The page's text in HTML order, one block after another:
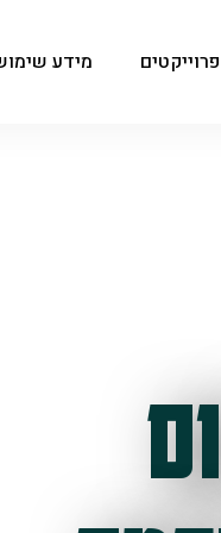
פרוייקטים מידע